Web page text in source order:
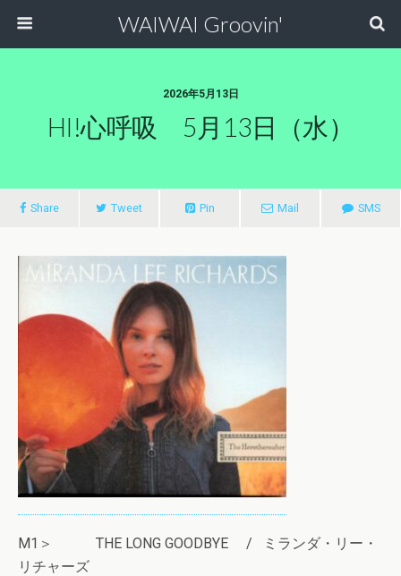
WAIWAI Groovin'
2026年5月13日
HI!心呼吸 5月13日（水）
Share Tweet Pin Mail SMS
M1＞ THE LONG GOODBYE / ミランダ・リー・
リチャーズ